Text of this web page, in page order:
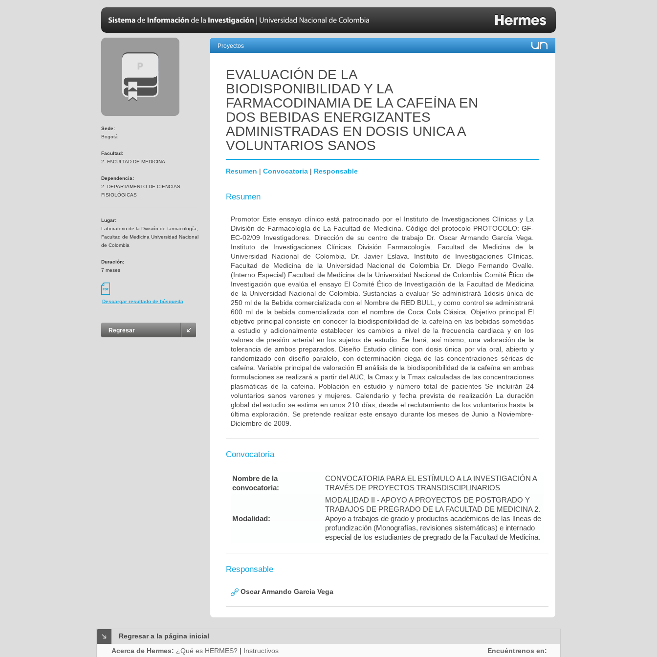
Sede:
Bogotá
Facultad:
2- FACULTAD DE MEDICINA
Dependencia:
2- DEPARTAMENTO DE CIENCIAS
FISIOLÓGICAS
Lugar:
Laboratorio de la División de farmacología,
Facultad de Medicina Universidad Nacional
de Colombia
Duración:
7 meses
Descargar resultado de búsqueda
Regresar
Proyectos
EVALUACIÓN DE LA
BIODISPONIBILIDAD Y LA
FARMACODINAMIA DE LA CAFEÍNA EN
DOS BEBIDAS ENERGIZANTES
ADMINISTRADAS EN DOSIS UNICA A
VOLUNTARIOS SANOS
Resumen | Convocatoria | Responsable
Resumen
Promotor Este ensayo clínico está patrocinado por el Instituto de Investigaciones Clínicas y La
División de Farmacología de La Facultad de Medicina. Código del protocolo PROTOCOLO: GF-
EC-02/09 Investigadores. Dirección de su centro de trabajo Dr. Oscar Armando García Vega.
Instituto de Investigaciones Clínicas. División Farmacología. Facultad de Medicina de la
Universidad Nacional de Colombia. Dr. Javier Eslava. Instituto de Investigaciones Clínicas.
Facultad de Medicina de la Universidad Nacional de Colombia Dr. Diego Fernando Ovalle.
(Interno Especial) Facultad de Medicina de la Universidad Nacional de Colombia Comité Ético de
Investigación que evalúa el ensayo El Comité Ético de Investigación de la Facultad de Medicina
de la Universidad Nacional de Colombia. Sustancias a evaluar Se administrará 1dosis única de
250 ml de la Bebida comercializada con el Nombre de RED BULL, y como control se administrará
600 ml de la bebida comercializada con el nombre de Coca Cola Clásica. Objetivo principal El
objetivo principal consiste en conocer la biodisponibilidad de la cafeína en las bebidas sometidas
a estudio y adicionalmente establecer los cambios a nivel de la frecuencia cardiaca y en los
valores de presión arterial en los sujetos de estudio. Se hará, así mismo, una valoración de la
tolerancia de ambos preparados. Diseño Estudio clínico con dosis única por vía oral, abierto y
randomizado con diseño paralelo, con determinación ciega de las concentraciones séricas de
cafeína. Variable principal de valoración El análisis de la biodisponibilidad de la cafeína en ambas
formulaciones se realizará a partir del AUC, la Cmax y la Tmax calculadas de las concentraciones
plasmáticas de la cafeina. Población en estudio y número total de pacientes Se incluirán 24
voluntarios sanos varones y mujeres. Calendario y fecha prevista de realización La duración
global del estudio se estima en unos 210 días, desde el reclutamiento de los voluntarios hasta la
última exploración. Se pretende realizar este ensayo durante los meses de Junio a Noviembre-
Diciembre de 2009.
Convocatoria
Nombre de la
convocatoria:
CONVOCATORIA PARA EL ESTÍMULO A LA INVESTIGACIÓN A
TRAVÉS DE PROYECTOS TRANSDISCIPLINARIOS
Modalidad:
MODALIDAD II - APOYO A PROYECTOS DE POSTGRADO Y
TRABAJOS DE PREGRADO DE LA FACULTAD DE MEDICINA 2.
Apoyo a trabajos de grado y productos académicos de las líneas de
profundización (Monografías, revisiones sistemáticas) e internado
especial de los estudiantes de pregrado de la Facultad de Medicina.
Responsable
Oscar Armando Garcia Vega
Regresar a la página inicial
Acerca de Hermes: ¿Qué es HERMES? | Instructivos Encuéntrenos en: